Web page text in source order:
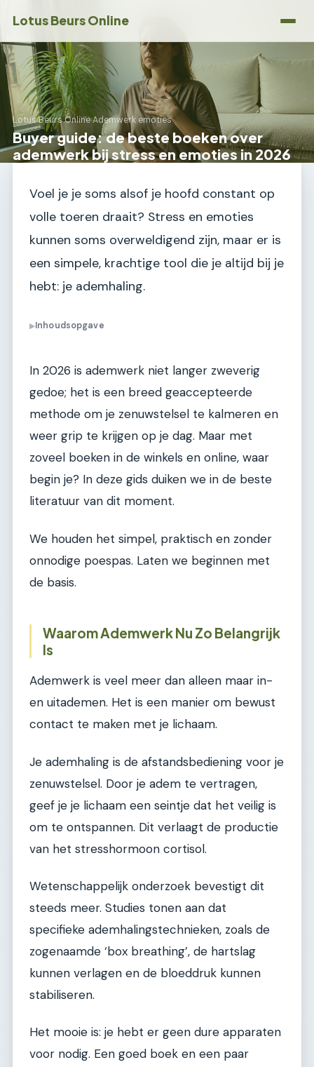
Lotus Beurs Online
Lotus Beurs Online›Ademwerk emoties
Buyer guide: de beste boeken over
ademwerk bij stress en emoties in 2026
Voel je je soms alsof je hoofd constant op
volle toeren draait? Stress en emoties
kunnen soms overweldigend zijn, maar er is
een simpele, krachtige tool die je altijd bij je
hebt: je ademhaling.
▶Inhoudsopgave
In 2026 is ademwerk niet langer zweverig
gedoe; het is een breed geaccepteerde
methode om je zenuwstelsel te kalmeren en
weer grip te krijgen op je dag. Maar met
zoveel boeken in de winkels en online, waar
begin je? In deze gids duiken we in de beste
literatuur van dit moment.
We houden het simpel, praktisch en zonder
onnodige poespas. Laten we beginnen met
de basis.
Waarom Ademwerk Nu Zo Belangrijk
Is
Ademwerk is veel meer dan alleen maar in-
en uitademen. Het is een manier om bewust
contact te maken met je lichaam.
Je ademhaling is de afstandsbediening voor je
zenuwstelsel. Door je adem te vertragen,
geef je je lichaam een seintje dat het veilig is
om te ontspannen. Dit verlaagt de productie
van het stresshormoon cortisol.
Wetenschappelijk onderzoek bevestigt dit
steeds meer. Studies tonen aan dat
specifieke ademhalingstechnieken, zoals de
zogenaamde ‘box breathing’, de hartslag
kunnen verlagen en de bloeddruk kunnen
stabiliseren.
Het mooie is: je hebt er geen dure apparaten
voor nodig. Een goed boek en een paar